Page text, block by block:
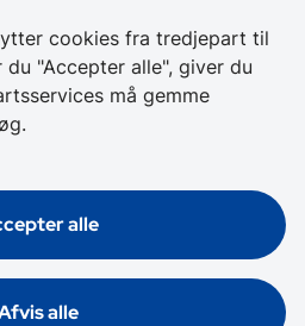
cookies fra tredjepart til
"Accepter alle", giver du
må gemme
alle
alle